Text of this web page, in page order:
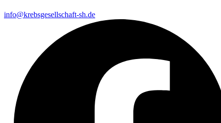
info@krebsgesellschaft-sh.de